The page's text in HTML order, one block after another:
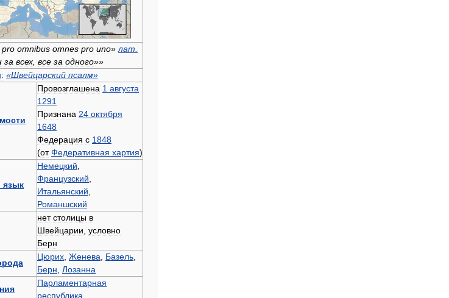
pro omnibus omnes pro uno» лат
за всех все за одного»»
: «Швейцарский псалм»
Провозглашена 1 августа
1291
Признана 24 октября
1648
Федерация с 1848
(от Федеративная хартия)
язык
Немецкий
Французский
Итальянский
Романшский
нет столицы в
Швейцарии условно
Берн
Цюрих Женева Базель
Берн Лозанна
Парламентарная
республика